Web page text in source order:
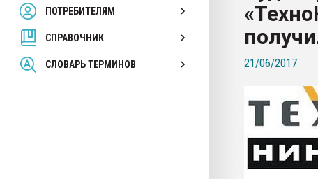
ПОТРЕБИТЕЛЯМ
СПРАВОЧНИК
СЛОВАРЬ ТЕРМИНОВ
Armaloy PC/ABS-1IM
ПЕРЕЙТИ НА
21/06/2017